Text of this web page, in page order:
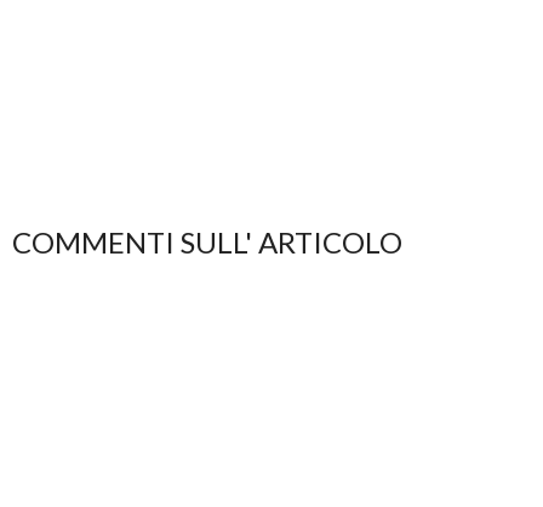
COMMENTI SULL' ARTICOLO